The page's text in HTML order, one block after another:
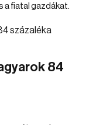
a fiatal gazdákat.
84